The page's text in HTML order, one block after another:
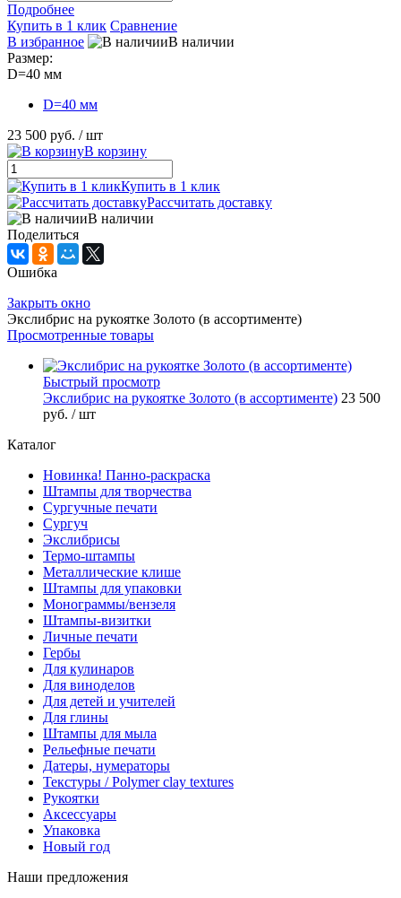
Подробнее
Купить в 1 клик Сравнение
В избранное
В наличии
Размер:
D=40 мм
D=40 мм
23 500 руб. / шт
В корзину
Купить в 1 клик
Рассчитать доставку
В наличии
Поделиться
Ошибка
Закрыть окно
Экслибрис на рукоятке Золото (в ассортименте)
Просмотренные товары
Быстрый просмотр
Экслибрис на рукоятке Золото (в ассортименте) 23 500
руб. / шт
Каталог
Новинка! Панно-раскраска
Штампы для творчества
Сургучные печати
Сургуч
Экслибрисы
Термо-штампы
Металлические клише
Штампы для упаковки
Монограммы/вензеля
Штампы-визитки
Личные печати
Гербы
Для кулинаров
Для виноделов
Для детей и учителей
Для глины
Штампы для мыла
Рельефные печати
Датеры, нумераторы
Текстуры / Polymer clay textures
Рукоятки
Аксессуары
Упаковка
Новый год
Наши предложения